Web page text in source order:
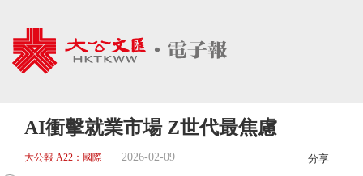
AI衝擊就業市場 Z世代最焦慮
大公報 A22：國際 2026-02-09 分享